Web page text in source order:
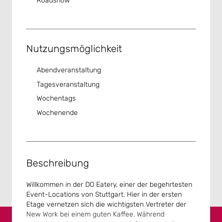
Nutzungsmöglichkeit
Abendveranstaltung
Tagesveranstaltung
Wochentags
Wochenende
Beschreibung
Willkommen in der DO Eatery, einer der begehrtesten
Event-Locations von Stuttgart. Hier in der ersten
Etage vernetzen sich die wichtigsten Vertreter der
New Work bei einem guten Kaffee. Während